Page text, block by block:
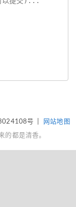
号 网站地图
的都是清香。